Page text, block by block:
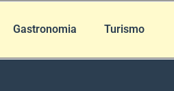
Gastronomia Turismo